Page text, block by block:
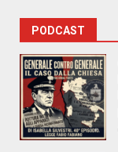
PODCAST